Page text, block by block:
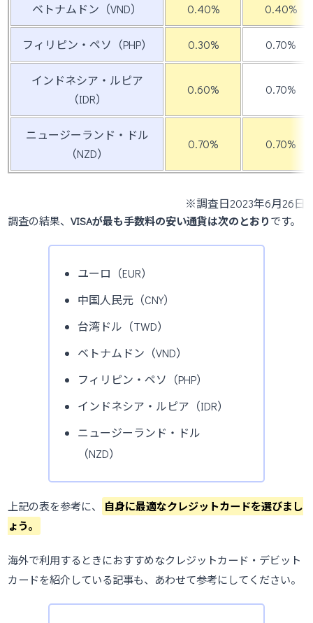
ベトナムドン（VND） 0.40% 0.40%
フィリピン・ペソ（PHP） 0.30% 0.70%
インドネシア・ルピア
（IDR）
0.60% 0.70%
ニュージーランド・ドル
（NZD）
0.70% 0.70%
※調査日2023年6月26日
調査の結果、VISAが最も手数料の安い通貨は次のとおり です。
ユーロ（EUR）
中国人民元（CNY）
台湾ドル（TWD）
ベトナムドン（VND）
フィリピン・ペソ（PHP）
インドネシア・ルピア（IDR）
ニュージーランド・ドル
（NZD）
上記の表を参考に、
自身に最適なクレジットカードを選びまし
ょう。
海外で利用するときにおすすめなクレジットカード・デビット
カードを紹介している記事も、あわせて参考にしてください。